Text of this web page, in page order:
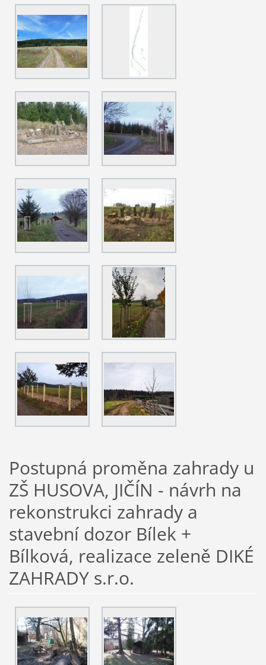
Postupná proměna zahrady u
ZŠ HUSOVA, JIČÍN - návrh na
rekonstrukci zahrady a
stavební dozor Bílek +
Bílková, realizace zeleně DIKÉ
ZAHRADY s.r.o.